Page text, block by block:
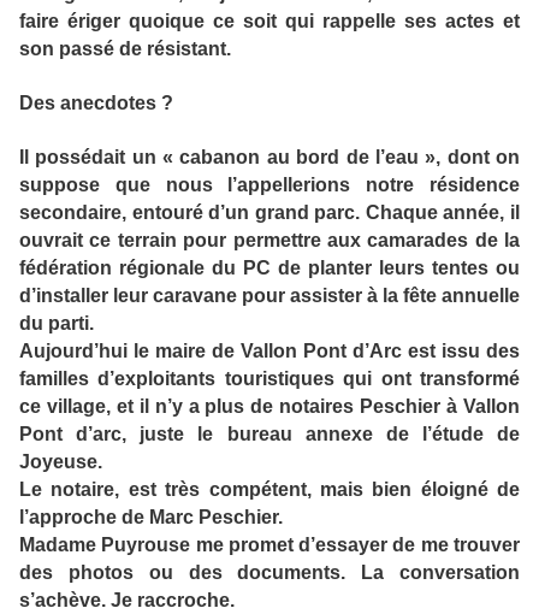
faire ériger quoique ce soit qui rappelle ses actes et
son passé de résistant.
Des anecdotes ?
Il possédait un « cabanon au bord de l’eau », dont on
suppose que nous l’appellerions notre résidence
secondaire, entouré d’un grand parc. Chaque année, il
ouvrait ce terrain pour permettre aux camarades de la
fédération régionale du PC de planter leurs tentes ou
d’installer leur caravane pour assister à la fête annuelle
du parti.
Aujourd’hui le maire de Vallon Pont d’Arc est issu des
familles d’exploitants touristiques qui ont transformé
ce village, et il n’y a plus de notaires Peschier à Vallon
Pont d’arc, juste le bureau annexe de l’étude de
Joyeuse.
Le notaire, est très compétent, mais bien éloigné de
l’approche de Marc Peschier.
Madame Puyrouse me promet d’essayer de me trouver
des photos ou des documents. La conversation
s’achève. Je raccroche.